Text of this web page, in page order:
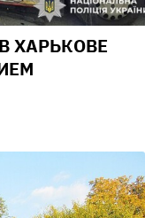
ХАРЬКОВЕ